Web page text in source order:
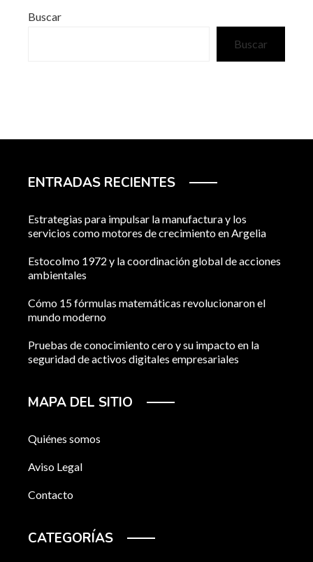
Buscar
Buscar
ENTRADAS RECIENTES
Estrategias para impulsar la manufactura y los
servicios como motores de crecimiento en Argelia
Estocolmo 1972 y la coordinación global de acciones
ambientales
Cómo 15 fórmulas matemáticas revolucionaron el
mundo moderno
Pruebas de conocimiento cero y su impacto en la
seguridad de activos digitales empresariales
MAPA DEL SITIO
Quiénes somos
Aviso Legal
Contacto
CATEGORÍAS